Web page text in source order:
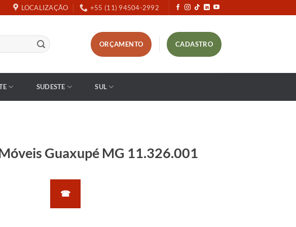
LOCALIZAÇÃO +55 (11) 94504-2992
ORÇAMENTO CADASTRO
SUDESTE SUL
Guaxupé MG 11.326.001
☎